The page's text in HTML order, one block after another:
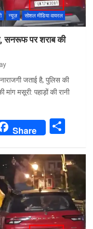
न्यूज़ सोशल मीडिया वायरल
सनरूफ पर शराब की
जताई है, पुलिस की
मांग मसूरी: पहाड़ों की रानी
Share
ar
e